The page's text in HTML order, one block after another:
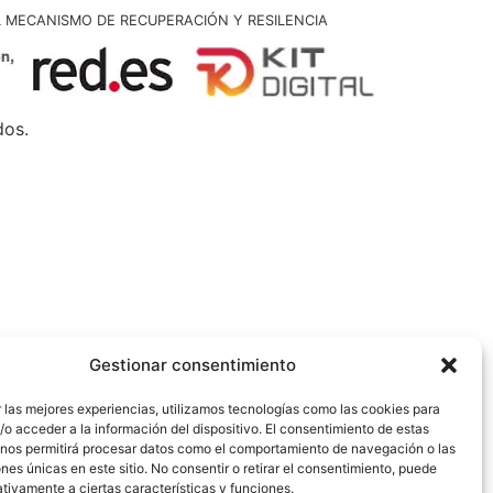
Gestionar consentimiento
las mejores experiencias, utilizamos tecnologías como las cookies para
o acceder a la información del dispositivo. El consentimiento de estas
permitirá procesar datos como el comportamiento de navegación o las
únicas en este sitio. No consentir o retirar el consentimiento, puede
a ciertas características y funciones.
DE RECUPERACIÓN Y RESILENCIA